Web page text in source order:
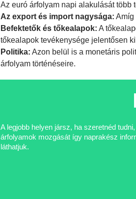
Az euró árfolyam napi alakulását több
Az export és import nagysága: Amíg
Befektetők és tőkealapok: A
tőkealapok tevékenysége jelentősen
Politika: Azon belül is a monetáris
árfolyam történéseire.
A legjobb helyen jársz, ha szeretnéd
árfolyamok mozgását így naprakész
láthatjuk.